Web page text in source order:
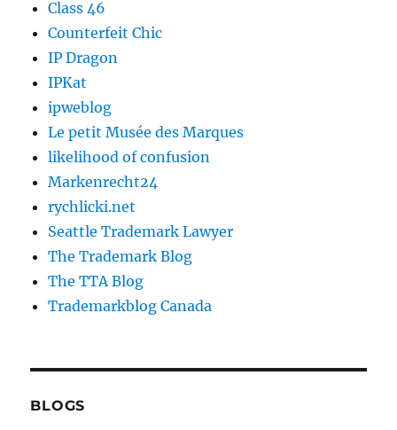
Class 46
Counterfeit Chic
IP Dragon
IPKat
ipweblog
Le petit Musée des Marques
likelihood of confusion
Markenrecht24
rychlicki.net
Seattle Trademark Lawyer
The Trademark Blog
The TTA Blog
Trademarkblog Canada
BLOGS